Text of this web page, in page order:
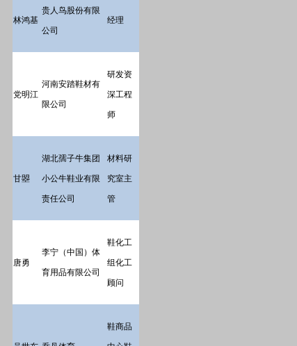
林鸿基
贵人鸟股份有限
公司
经理
党明江
河南安踏鞋材有
限公司
研发资
深工程
师
甘曌
湖北孺子牛集团
小公牛鞋业有限
责任公司
材料研
究室主
管
唐勇
李宁（中国）体
育用品有限公司
鞋化工
组化工
顾问
鞋商品